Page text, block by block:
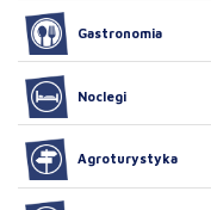
Gastronomia
Noclegi
Agroturystyka